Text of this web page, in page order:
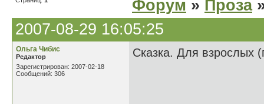
Форум » Проза
2007-08-29 16:05:25
Ольга Чибис
Редактор
Зарегистрирован: 2007-02-18
Сообщений: 306
Сказка. Для взрослых